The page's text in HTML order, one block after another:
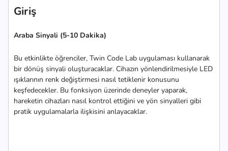
Giriş
Araba Sinyali (5-10 Dakika)
Bu etkinlikte öğrenciler, Twin Code Lab uygulaması kullanarak
bir dönüş sinyali oluşturacaklar. Cihazın yönlendirilmesiyle LED
ışıklarının renk değiştirmesi nasıl tetiklenir konusunu
keşfedecekler. Bu fonksiyon üzerinde deneyler yaparak,
hareketin cihazları nasıl kontrol ettiğini ve yön sinyalleri gibi
pratik uygulamalarla ilişkisini anlayacaklar.